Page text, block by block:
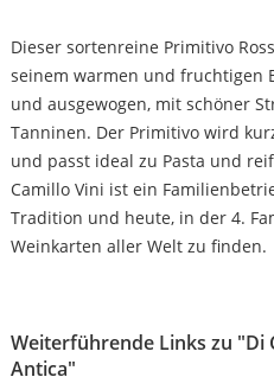
Dieser sortenreine Primitivo
seinem warmen und fruchtigen
und ausgewogen, mit schöner
Tanninen. Der Primitivo wird
und passt ideal zu Pasta und
Camillo Vini ist ein
Tradition und heute, in der 4.
Weinkarten aller Welt zu finden.
Weiterführende Links zu "Di
Antica"